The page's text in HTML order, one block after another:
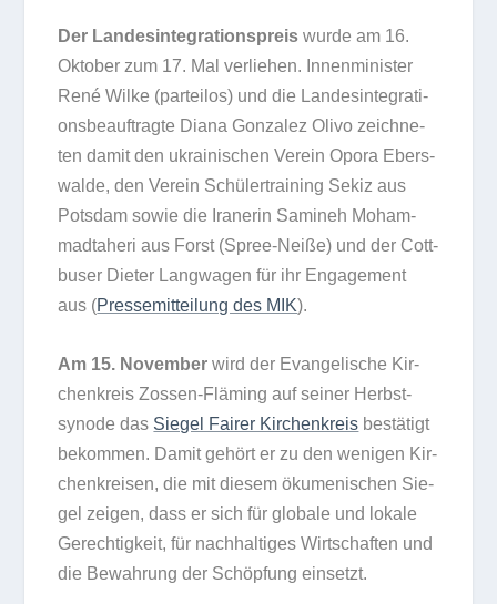
Der Lan­des­in­te­gra­ti­ons­preis wurde am 16.
Okto­ber zum 17. Mal ver­lie­hen. Innen­mi­nis­ter
René Wilke (par­tei­los) und die Lan­des­in­te­gra­ti­
ons­be­auf­tragte Diana Gon­za­lez Olivo zeich­ne­
ten damit den ukrai­ni­schen Ver­ein Opora Ebers­
walde, den Ver­ein Schü­ler­trai­ning Sekiz aus
Pots­dam sowie die Ira­ne­rin Sami­neh Moham­
madta­heri aus Forst (Spree-Neiße) und der Cott­
bu­ser Die­ter Lang­wa­gen für ihr Enga­ge­ment
aus (Pres­se­mit­tei­lung des MIK).
Am 15. Novem­ber wird der Evan­ge­li­sche Kir­
chen­kreis Zos­sen-Flä­ming auf sei­ner Herbst­
syn­ode das Sie­gel Fai­rer Kir­chen­kreis bestä­tigt
bekom­men. Damit gehört er zu den weni­gen Kir­
chen­krei­sen, die mit die­sem öku­me­ni­schen Sie­
gel zei­gen, dass er sich für glo­bale und lokale
Gerech­tig­keit, für nach­hal­ti­ges Wirt­schaf­ten und
die Bewah­rung der Schöp­fung einsetzt.